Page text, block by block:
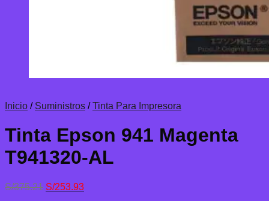
Inicio / Suministros / Tinta Para Impresora
Tinta Epson 941 Magenta
T941320-AL
S/375.21 El
S/253.93El